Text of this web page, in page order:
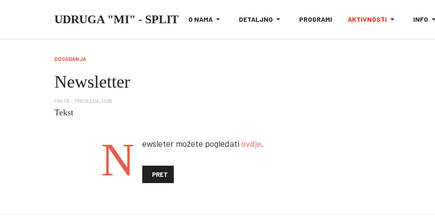
UDRUGA "MI" - SPLIT O NAMA DETALJNO PROGRAMI AKTIVNOSTI INFO
DOGAĐANJA
Newsletter
TRA 08 PREGLEDA: 2069
Tekst
N ewsleter možete pogledati ovdje.
PRETHODNI ČLANAK: ODRŽANA KONFERENCIJA "MREŽA POTPORE ZA STARIJE" U SKLOPU
PRET